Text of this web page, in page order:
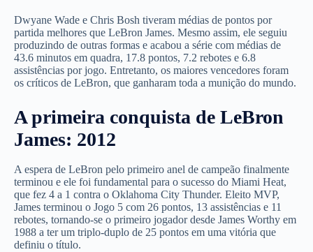
Dwyane Wade e Chris Bosh tiveram médias de pontos por
partida melhores que LeBron James. Mesmo assim, ele seguiu
produzindo de outras formas e acabou a série com médias de
43.6 minutos em quadra, 17.8 pontos, 7.2 rebotes e 6.8
assistências por jogo. Entretanto, os maiores vencedores foram
os críticos de LeBron, que ganharam toda a munição do mundo.
A primeira conquista de LeBron
James: 2012
A espera de LeBron pelo primeiro anel de campeão finalmente
terminou e ele foi fundamental para o sucesso do Miami Heat,
que fez 4 a 1 contra o Oklahoma City Thunder. Eleito MVP,
James terminou o Jogo 5 com 26 pontos, 13 assistências e 11
rebotes, tornando-se o primeiro jogador desde James Worthy em
1988 a ter um triplo-duplo de 25 pontos em uma vitória que
definiu o título.